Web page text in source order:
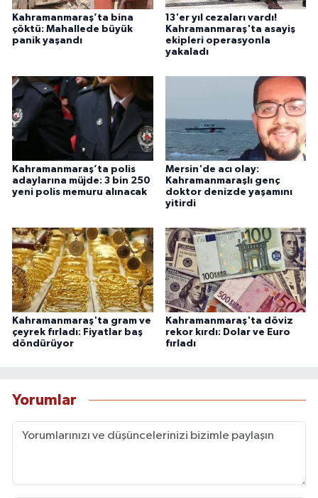
Kahramanmaraş’ta bina
çöktü: Mahallede büyük
panik yaşandı
13'er yıl cezaları vardı!
Kahramanmaraş'ta asayiş
ekipleri operasyonla
yakaladı
Kahramanmaraş’ta polis
adaylarına müjde: 3 bin 250
yeni polis memuru alınacak
Mersin'de acı olay:
Kahramanmaraşlı genç
doktor denizde yaşamını
yitirdi
Kahramanmaraş'ta gram ve
çeyrek fırladı: Fiyatlar baş
döndürüyor
Kahramanmaraş'ta döviz
rekor kırdı: Dolar ve Euro
fırladı
Yorumlar